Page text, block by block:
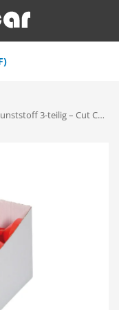
3-teilig – Cut Case